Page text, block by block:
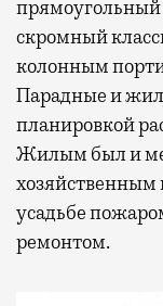
скромный
колонным
Парадные и
планировкой
Жилым был и
усадьбе
ремонтом.